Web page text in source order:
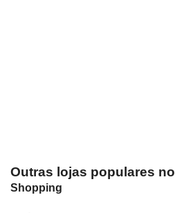
Outras lojas populares no
Shopping